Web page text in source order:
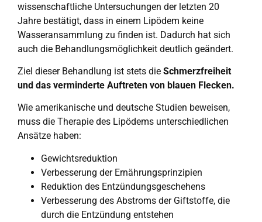
wissenschaftliche Untersuchungen der letzten 20
Jahre bestätigt, dass in einem Lipödem keine
Wasseransammlung zu finden ist. Dadurch hat sich
auch die Behandlungsmöglichkeit deutlich geändert.
Ziel dieser Behandlung ist stets die Schmerzfreiheit
und das verminderte Auftreten von blauen Flecken.
Wie amerikanische und deutsche Studien beweisen,
muss die Therapie des Lipödems unterschiedlichen
Ansätze haben:
Gewichtsreduktion
Verbesserung der Ernährungsprinzipien
Reduktion des Entzündungsgeschehens
Verbesserung des Abstroms der Giftstoffe, die
durch die Entzündung entstehen